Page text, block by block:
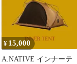
¥ 15,000
A.NATIVE インナーテ